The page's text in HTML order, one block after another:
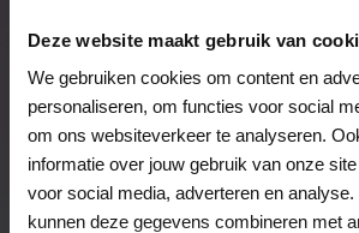
Deze website maakt gebruik van
We gebruiken cookies om content en
personaliseren, om functies voor social
om ons websiteverkeer te analyseren.
informatie over jouw gebruik van onze
voor social media, adverteren en
kunnen deze gegevens combineren met
Nog veel meer...
Maak account aan